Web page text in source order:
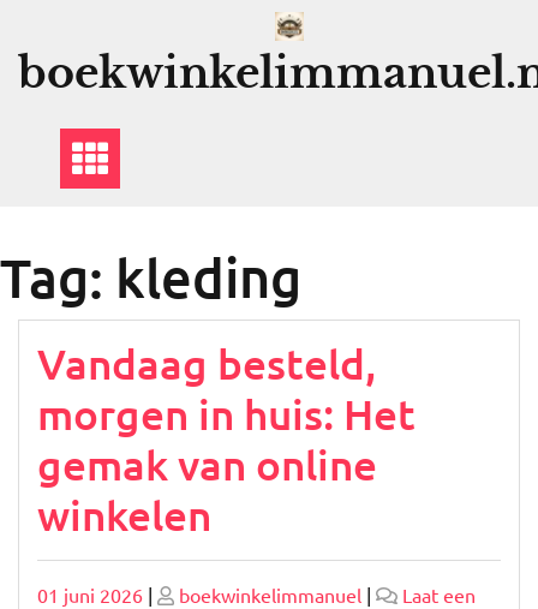
Tag: kleding
Vandaag besteld,
morgen in huis: Het
gemak van online
winkelen
Geplaatst
01 juni 2026 | Geplaatst
boekwinkelimmanuel |
Laat een